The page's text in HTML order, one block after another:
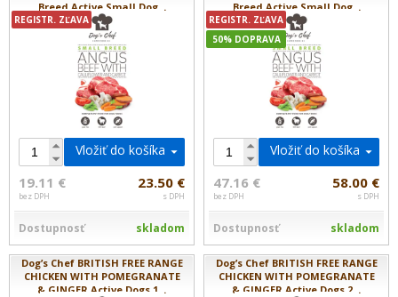
Breed Active Small Dog...
REGISTR. ZĽAVA
Vložiť do košíka
19.11 €
bez DPH
23.50 €
s DPH
Dostupnosť skladom
Breed Active Small Dog...
REGISTR. ZĽAVA
50% DOPRAVA
Vložiť do košíka
47.16 €
bez DPH
58.00 €
s DPH
Dostupnosť skladom
Dog’s Chef BRITISH FREE RANGE
CHICKEN WITH POMEGRANATE
& GINGER Active Dogs 1...
Dog’s Chef BRITISH FREE RANGE
CHICKEN WITH POMEGRANATE
& GINGER Active Dogs 2...